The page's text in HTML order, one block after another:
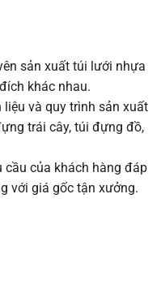
sản xuất túi lưới nhựa
khác nhau.
liệu và quy trình sản xuất
trái cây, túi đựng đồ,
cầu của khách hàng đáp
với giá gốc tận xưởng.